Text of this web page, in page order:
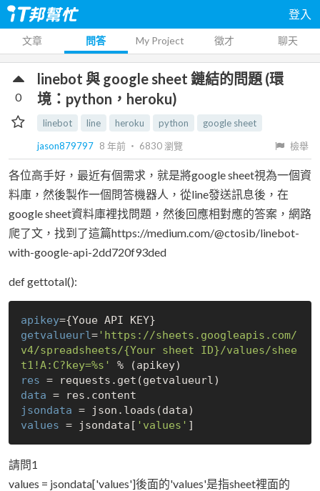
登入
文章 問答 My Project 徵才 聊天
linebot 與 google sheet 鏈結的問題 (環
境：python，heroku)
linebot line heroku python
google sheet
jason879797 8 年前 ‧ 6830瀏覽 檢舉
0
各位高手好，最近有個需求，就是將google sheet視為一個資
料庫，然後製作一個問答機器人，從line發送訊息後，在
google sheet資料庫裡找問題，然後回應相對應的答案，網路
爬了文，找到了這篇https://medium.com/@ctosib/linebot-
with-google-api-2dd720f93ded
def gettotal():
apikey
getvalueurl ='https://sheets.googleapis.com/
v4/spreadsheets/{Your sheet ID}/values/shee
t1!A:C?key=%s'
res
data
jsondata
values = jsondata[ 'values'
請問1
values = jsondata['values']後面的'values'是指sheet裡面的